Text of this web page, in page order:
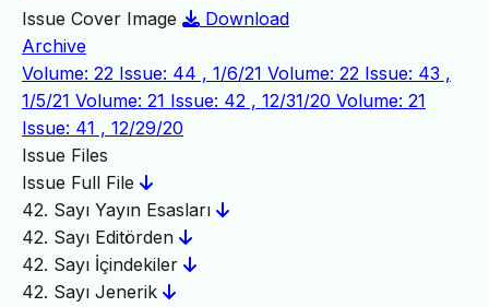
Issue Cover Image
Download
Archive
Volume: 22 Issue: 44 , 1/6/21 Volume: 22 Issue: 43 ,
1/5/21 Volume: 21 Issue: 42 , 12/31/20 Volume: 21
Issue: 41 , 12/29/20
Issue Files
Issue Full File
42. Sayı Yayın Esasları
42. Sayı Editörden
42. Sayı İçindekiler
42. Sayı Jenerik